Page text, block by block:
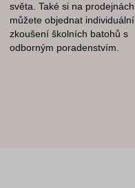
světa. Také si na prodejnách
můžete objednat individuální
zkoušení školních batohů s
odborným poradenstvím.